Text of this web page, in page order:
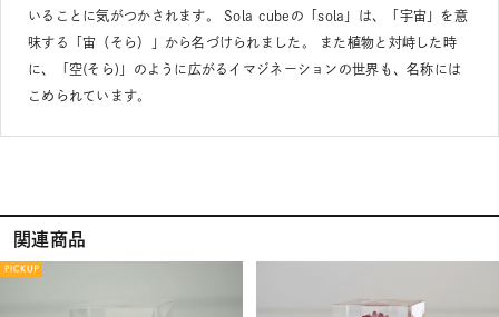
いることに気がつかされます。 Sola cubeの「sola」は、「宇宙」を意
味する「宙（そら）」から名づけられました。 また植物と対峙した時
に、「空(そら)」のように広がるイマジネーションの世界も、名称には
こめられています。
関連商品